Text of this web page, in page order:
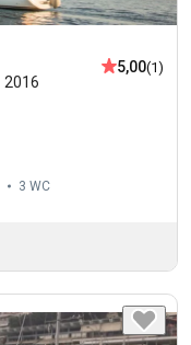
2016
5,00(1)
3 WC